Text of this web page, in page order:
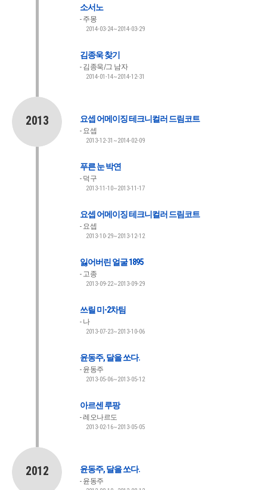
소서노
주몽
2014-03-24~2014-03-29
김종욱 찾기
김종욱/그 남자
2014-01-14~2014-12-31
2013 요셉 어메이징 테크니컬러 드림코트
요셉
2013-12-31~2014-02-09
푸른 눈 박연
덕구
2013-11-10~2013-11-17
요셉 어메이징 테크니컬러 드림코트
요셉
2013-10-29~2013-12-12
잃어버린 얼굴 1895
고종
2013-09-22~2013-09-29
쓰릴 미-2차팀
나
2013-07-23~2013-10-06
윤동주, 달을 쏘다.
윤동주
2013-05-06~2013-05-12
아르센 루팡
레오나르도
2013-02-16~2013-05-05
2012 윤동주, 달을 쏘다.
윤동주